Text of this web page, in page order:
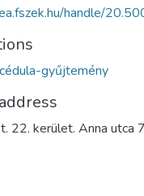
handle/
gyűjtemény
22. kerület. Anna utca